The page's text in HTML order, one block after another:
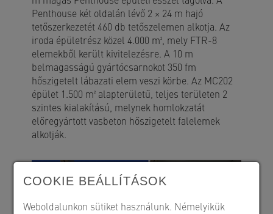
Penthouse két oldalán lévő 2 × 24 m hajó
tetőszerkezetét 460 db tetőszelemen alkotja. Az
iroda épületrész közel 4.000 m², mely FTR-8
elemekből került kivitelezésre. A 10 m
belmagasságú gyártócsarnokot 350 fm
hőszigetelt lábazati elem veszi körbe. Az MC202
épület 1.500 m² alapterületű, teljes területen 2
szintes kialakítású, melynek homlokzatát
előregyártott vasbeton hőszigetelt falelemek
alkotják.
COOKIE BEÁLLÍTÁSOK
Weboldalunkon sütiket használunk. Némelyikük